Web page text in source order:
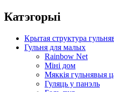
Катэгорыі
Крытая структура
Гульня для малых
Rainbow Net
Міні дом
Мяккія гульнявыя
Гуляць у панэль